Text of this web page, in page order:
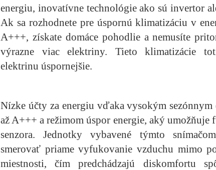
energiu, inovatívne technológie ako sú invertor
Ak sa rozhodnete pre úspornú klimatizáciu v
A+++, získate domáce pohodlie a nemusíte
výrazne viac elektriny. Tieto klimatizácie
elektrinu úspornejšie.
Nízke účty za energiu vďaka vysokým
až A+++ a režimom úspor energie, aký umožňuje
senzora. Jednotky vybavené týmto
smerovať priame vyfukovanie vzduchu mimo
miestnosti, čím predchádzajú diskomfortu